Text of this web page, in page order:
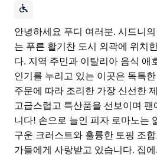
안녕하세요 푸디 여러분. 시드니
는 푸른 활기찬 도시 외곽에 위치
다. 지역 주민과 이탈리아 음식 애
인기를 누리고 있는 이곳은 독특
주문에 따라 조리한 가장 신선한
고급스럽고 특산품을 선보이며
니다! 손으로 늘인 피자 로마노는
구운 크러스트와 훌륭한 토핑 조
가들에게 사랑받고 있습니다. 집